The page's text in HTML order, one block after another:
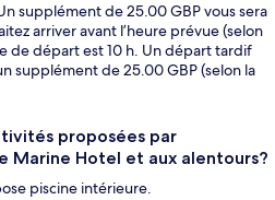
supplément de 25.00 GBP vous sera
arriver avant l’heure prévue (selon
de départ est 10 h. Un départ tardif
supplément de 25.00 GBP (selon la
proposées par
Marine Hotel et aux alentours?
piscine intérieure.